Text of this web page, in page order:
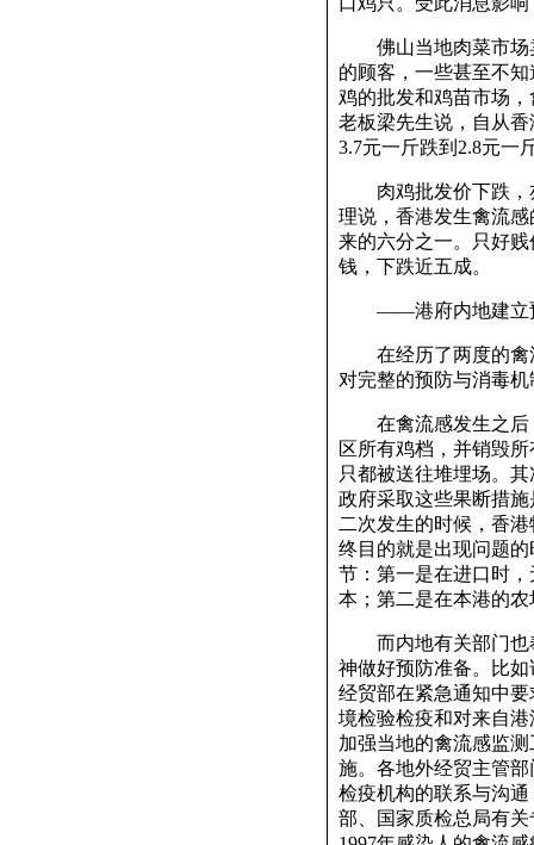
佛山当地肉菜市场
的顾客，一些甚至不
鸡的批发和鸡苗市场
老板梁先生说，自从
3.7元一斤跌到2.8元一
肉鸡批发价下跌，
理说，香港发生禽流
来的六分之一。只好
钱，下跌近五成。
——港府内地建立预
在经历了两度的禽
对完整的预防与消毒机
在禽流感发生之后
区所有鸡档，并销毁
只都被送往堆埋场。
政府采取这些果断措
二次发生的时候，香
终目的就是出现问题
节：第一是在进口时
本；第二是在本港的
而内地有关部门也
神做好预防准备。比
经贸部在紧急通知中
境检验检疫和对来自
加强当地的禽流感监
施。各地外经贸主管
检疫机构的联系与沟
部、国家质检总局有